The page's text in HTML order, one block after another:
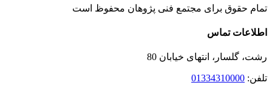
تمام حقوق برای مجتمع فنی پژوهان محفوظ است
Instagram
LinkedIn
Toggle
Bar
Area
اطلاعات تماس
رشت، گلسار، انتهای خیابان 80
تلفن: 01334310000